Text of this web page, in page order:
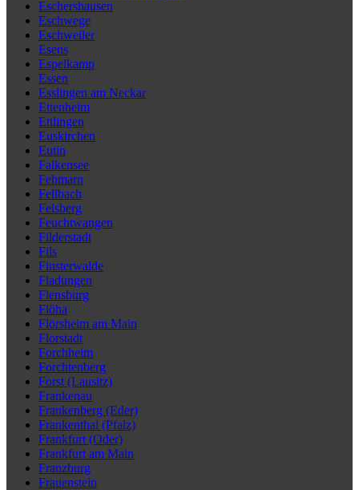
Eschershausen
Eschwege
Eschweiler
Esens
Espelkamp
Essen
Esslingen am Neckar
Ettenheim
Ettlingen
Euskirchen
Eutin
Falkensee
Fehmarn
Fellbach
Felsberg
Feuchtwangen
Filderstadt
Fils
Finsterwalde
Fladungen
Flensburg
Flöha
Flörsheim am Main
Florstadt
Forchheim
Forchtenberg
Forst (Lausitz)
Frankenau
Frankenberg (Eder)
Frankenthal (Pfalz)
Frankfurt (Oder)
Frankfurt am Main
Franzburg
Frauenstein